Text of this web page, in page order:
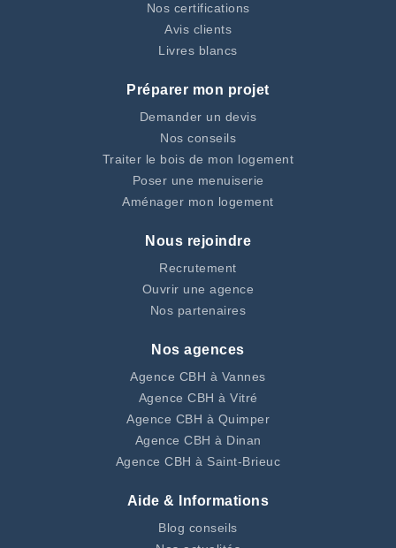
Nos certifications
Avis clients
Livres blancs
Préparer mon projet
Demander un devis
Nos conseils
Traiter le bois de mon logement
Poser une menuiserie
Aménager mon logement
Nous rejoindre
Recrutement
Ouvrir une agence
Nos partenaires
Nos agences
Agence CBH à Vannes
Agence CBH à Vitré
Agence CBH à Quimper
Agence CBH à Dinan
Agence CBH à Saint-Brieuc
Aide & Informations
Blog conseils